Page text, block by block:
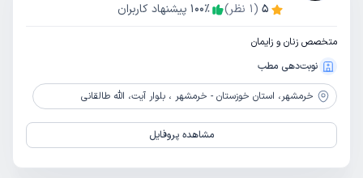
5
(
1 نظر) 100٪ پیشنهاد کاربران
متخصص زنان و زایمان
نوبت‌دهی مطب
خرمشهر، استان خوزستان - خرمشهر ، بلوار آیت، الله طالقانی
مشاهده پروفایل